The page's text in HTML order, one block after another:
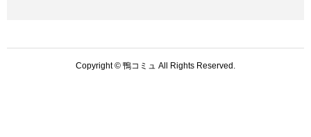
Copyright © 鴨コミュ All Rights Reserved.